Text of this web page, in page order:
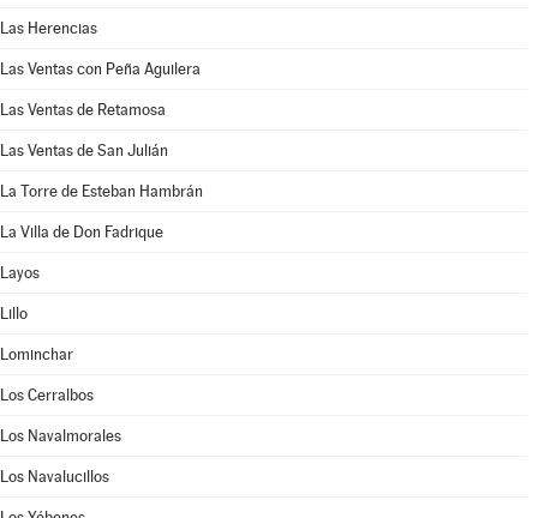
Las Herencias
Las Ventas con Peña Aguilera
Las Ventas de Retamosa
Las Ventas de San Julián
La Torre de Esteban Hambrán
La Villa de Don Fadrique
Layos
Lillo
Lominchar
Los Cerralbos
Los Navalmorales
Los Navalucillos